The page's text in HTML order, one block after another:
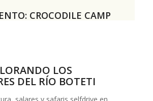
CROCODILE CAMP
LOS
DEL RÍO BOTETI